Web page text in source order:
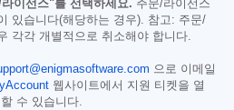
이선스"를 선택하세요. 주문/라이선스
있습니다(해당하는 경우). 참고: 주문/
각각 개별적으로 취소해야 합니다.
으로 이메일
웹사이트에서 지원 티켓을 열
수 있습니다.